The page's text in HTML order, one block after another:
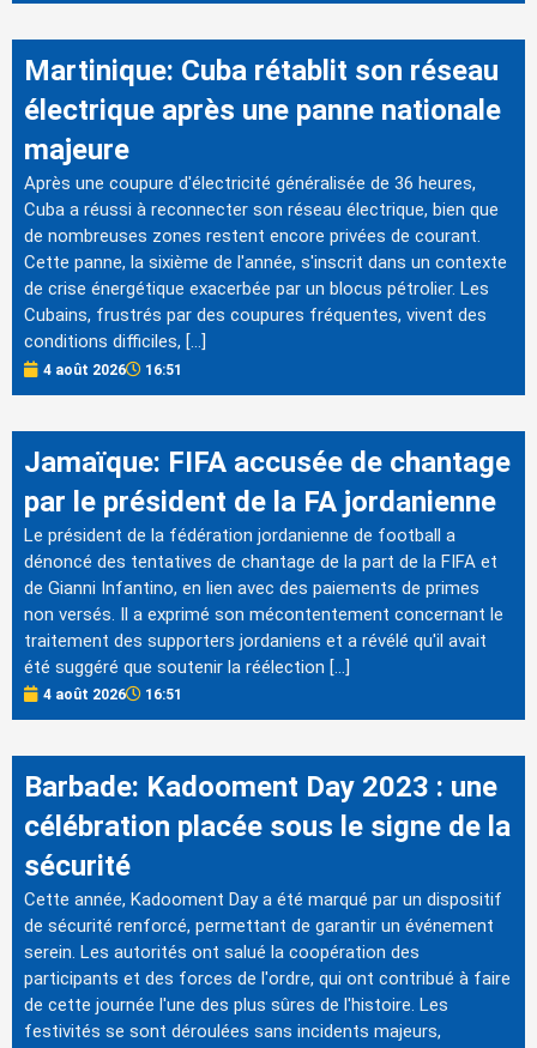
Martinique: Cuba rétablit son réseau
électrique après une panne nationale
majeure
Après une coupure d'électricité généralisée de 36 heures,
Cuba a réussi à reconnecter son réseau électrique, bien que
de nombreuses zones restent encore privées de courant.
Cette panne, la sixième de l'année, s'inscrit dans un contexte
de crise énergétique exacerbée par un blocus pétrolier. Les
Cubains, frustrés par des coupures fréquentes, vivent des
conditions difficiles, […]
4 août 2026 16:51
Jamaïque: FIFA accusée de chantage
par le président de la FA jordanienne
Le président de la fédération jordanienne de football a
dénoncé des tentatives de chantage de la part de la FIFA et
de Gianni Infantino, en lien avec des paiements de primes
non versés. Il a exprimé son mécontentement concernant le
traitement des supporters jordaniens et a révélé qu'il avait
été suggéré que soutenir la réélection […]
4 août 2026 16:51
Barbade: Kadooment Day 2023 : une
célébration placée sous le signe de la
sécurité
Cette année, Kadooment Day a été marqué par un dispositif
de sécurité renforcé, permettant de garantir un événement
serein. Les autorités ont salué la coopération des
participants et des forces de l'ordre, qui ont contribué à faire
de cette journée l'une des plus sûres de l'histoire. Les
festivités se sont déroulées sans incidents majeurs,